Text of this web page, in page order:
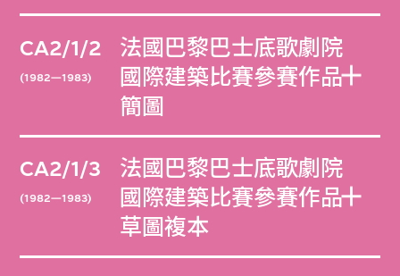
CA2/1/2
(1982—1983)
法國巴黎巴士底歌劇院
國際建築比賽參賽作品
簡圖
CA2/1/3
(1982—1983)
法國巴黎巴士底歌劇院
國際建築比賽參賽作品
草圖複本